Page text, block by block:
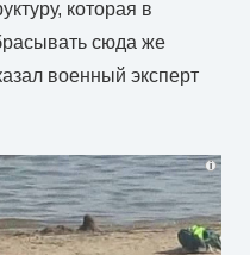
которая в
сюда же
военный эксперт
i